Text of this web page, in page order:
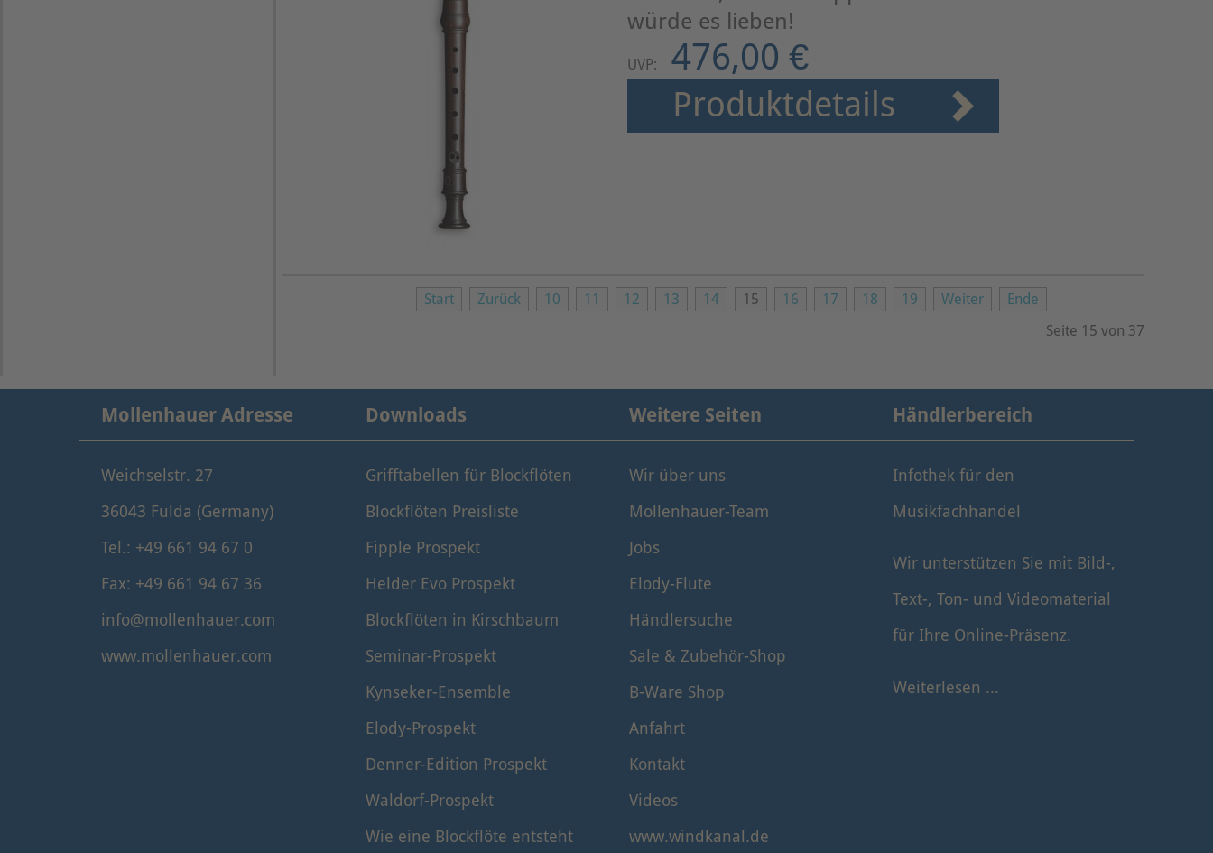
würde es lieben!
UVP: 476,00 €
Produktdetails
Start Zurück 10 11 12 13 14 15 16 17 18 19 Weiter
Ende
Seite 15 von 37
Mollenhauer Adresse
Weichselstr. 27
36043 Fulda (Germany)
Tel.: +49 661 94 67 0
Fax: +49 661 94 67 36
info@mollenhauer.com
www.mollenhauer.com
Downloads
Grifftabellen für Blockflöten
Blockflöten Preisliste
Fipple Prospekt
Helder Evo Prospekt
Blockflöten in Kirschbaum
Seminar-Prospekt
Kynseker-Ensemble
Elody-Prospekt
Denner-Edition Prospekt
Waldorf-Prospekt
Wie eine Blockflöte entsteht
Weitere Seiten
Wir über uns
Mollenhauer-Team
Jobs
Elody-Flute
Händlersuche
Sale & Zubehör-Shop
B-Ware Shop
Anfahrt
Kontakt
Videos
www.windkanal.de
Händlerbereich
Infothek für den
Musikfachhandel
Wir unterstützen Sie mit Bild-,
Text-, Ton- und Videomaterial
für Ihre Online-Präsenz.
Weiterlesen ...